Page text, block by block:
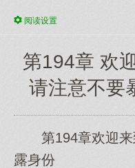
阅读设置
第194章 欢
请注意不要
第194章欢迎
露身份